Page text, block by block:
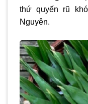
thứ quyến rũ
Nguyên.